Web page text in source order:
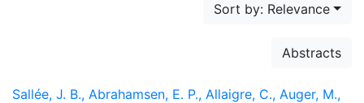
Sort by: Relevance
Abstracts
Sallée, J. B., Abrahamsen, E. P., Allaigre, C., Auger, M.,